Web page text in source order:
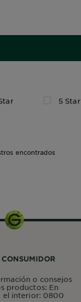
5 Star
encontrados
o consejos
productos: En
el interior: 0800